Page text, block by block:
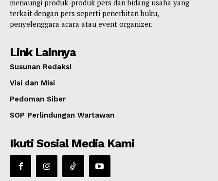
menaungi produk-produk pers dan bidang usaha yang
terkait dengan pers seperti penerbitan buku,
penyelenggara acara atau event organizer.
Link Lainnya
Susunan Redaksi
Visi dan Misi
Pedoman Siber
SOP Perlindungan Wartawan
Ikuti Sosial Media Kami